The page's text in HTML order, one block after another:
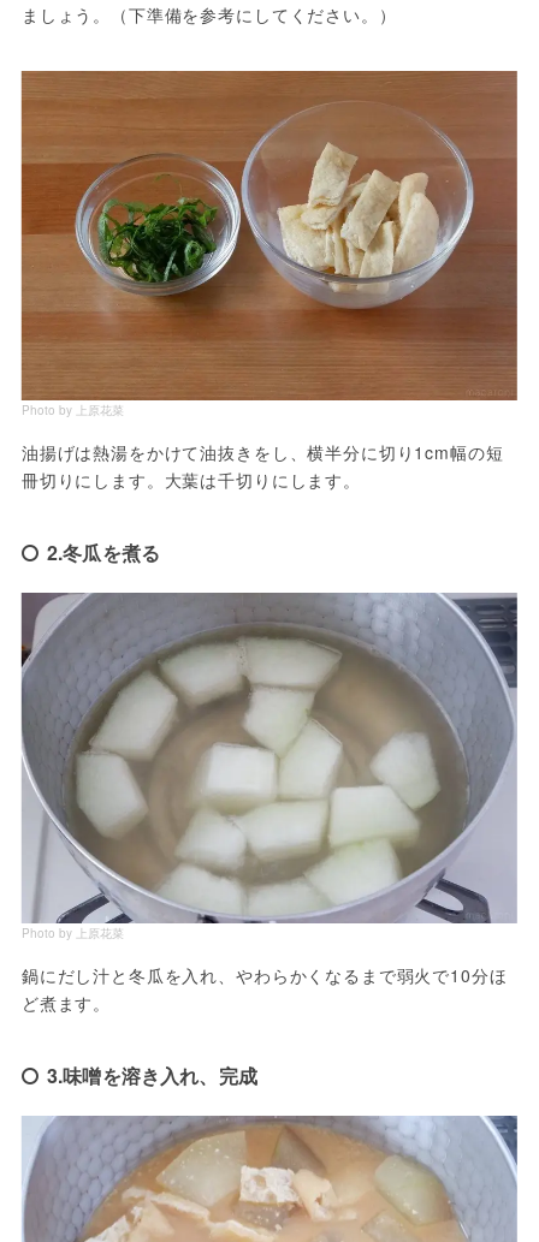
ましょう。（下準備を参考にしてください。）
Photo by 上原花菜
油揚げは熱湯をかけて油抜きをし、横半分に切り1cm幅の短
冊切りにします。大葉は千切りにします。
2.冬瓜を煮る
Photo by 上原花菜
鍋にだし汁と冬瓜を入れ、やわらかくなるまで弱火で10分ほ
ど煮ます。
3.味噌を溶き入れ、完成